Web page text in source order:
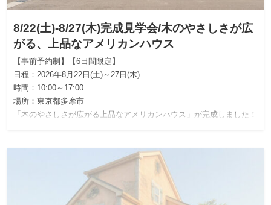
8/22(土)-8/27(木)完成見学会/木のやさしさが広
がる、上品なアメリカンハウス
【事前予約制】【6日間限定】
日程：2026年8月22日(土)～27日(木)
時間：10:00～17:00
場所：東京都多摩市
「木のやさしさが広がる上品なアメリカンハウス」が完成しました！